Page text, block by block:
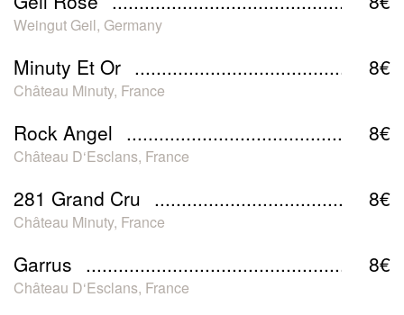
Weingut Geil, Germany
Minuty Et Or 8€
Château Minuty, France
Rock Angel 8€
Château D‘Esclans, France
281 Grand Cru 8€
Château Minuty, France
Garrus 8€
Château D‘Esclans, France